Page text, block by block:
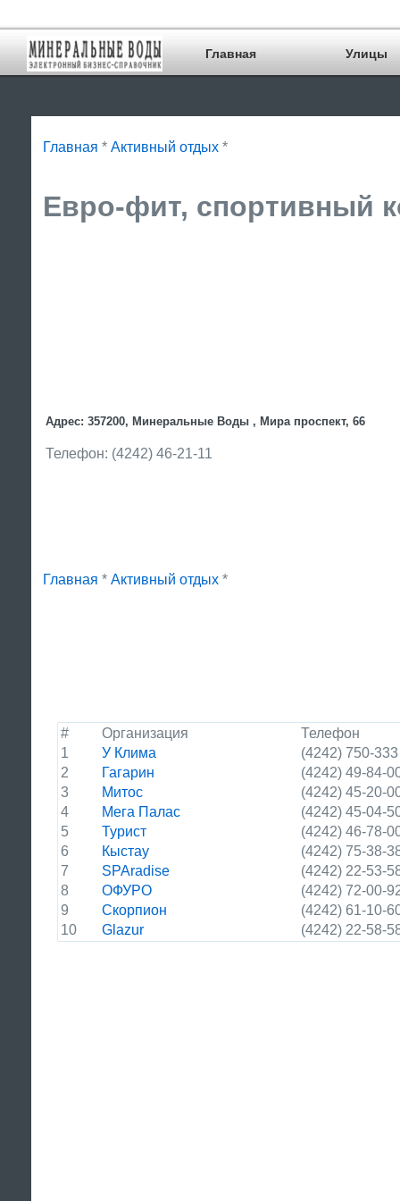
Главная Улицы
Главная * Активный отдых *
Евро-фит, спортивный
Адрес: 357200, Минеральные Воды , Мира проспект, 66
Телефон: (4242) 46-21-11
Главная * Активный отдых *
# Организация
Телефон
1
У Клима
(4242) 750-333
2
Гагарин
(4242) 49-84-
3
Митос
(4242) 45-20-
4
Мега Палас
(4242) 45-04-
5
Турист
(4242) 46-78-
6
Кыстау
(4242) 75-38-
7
SPAradise
(4242) 22-53-
8
ОФУРО
(4242) 72-00-
9
Скорпион
(4242) 61-10-
10
Glazur (4242) 22-58-